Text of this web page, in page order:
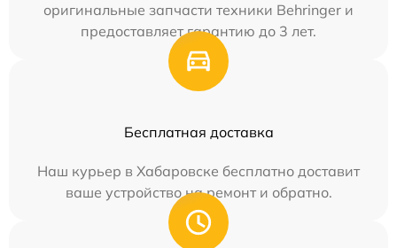
оригинальные запчасти техники Behringer и
предоставляет гарантию до 3 лет.
Бесплатная доставка
Наш курьер в Хабаровске бесплатно доставит
ваше устройство на ремонт и обратно.